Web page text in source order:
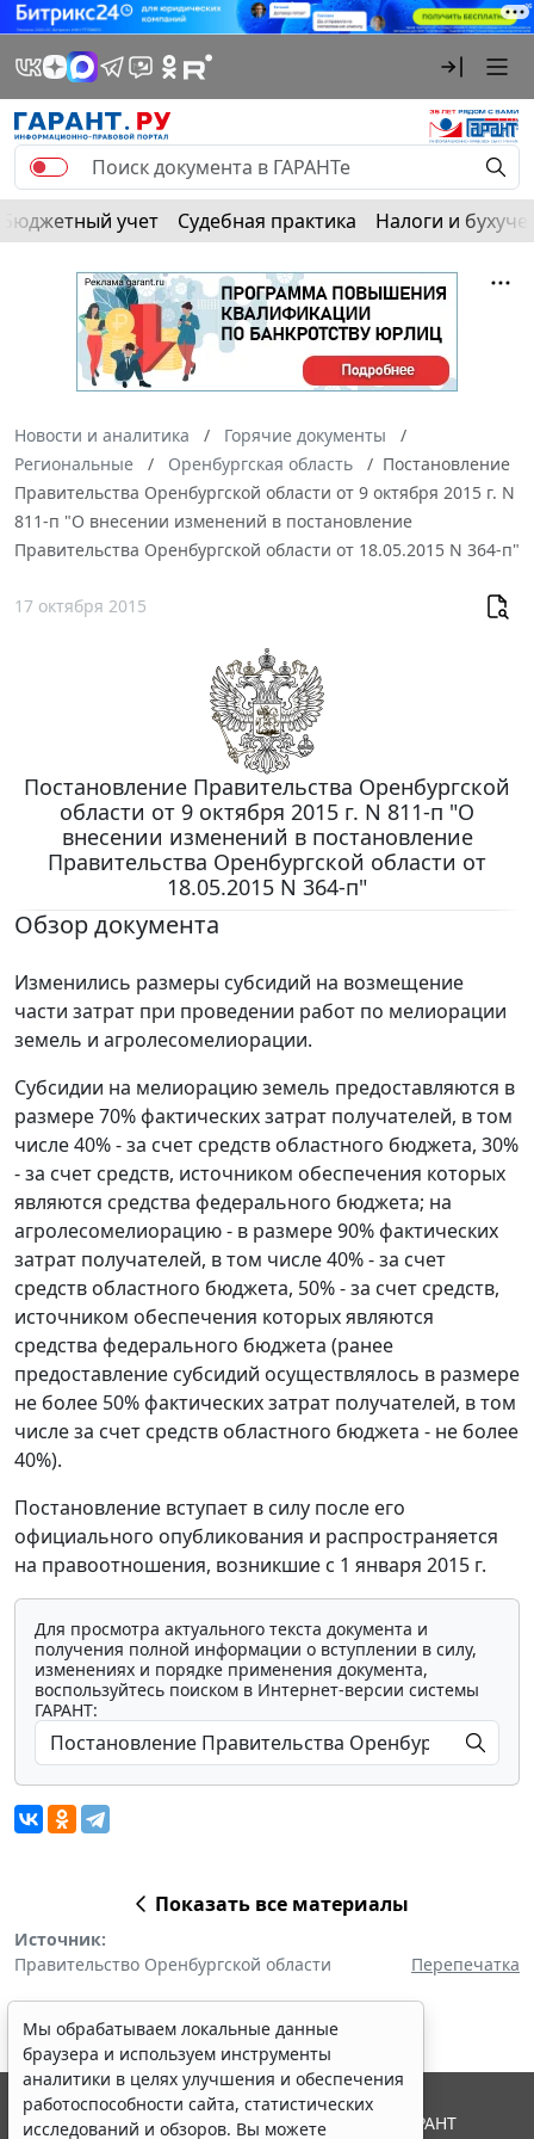
Бюджетный учет Судебная практика Налоги и
Новости и аналитика
Горячие документы
Региональные
Оренбургская область
Постановление
Правительства Оренбургской области от 9 октября 2015 г. N
811-п "О внесении изменений в постановление
Правительства Оренбургской области от 18.05.2015 N 364-п"
17 октября 2015
Постановление Правительства Оренбургской
области от 9 октября 2015 г. N 811-п "О
внесении изменений в постановление
Правительства Оренбургской области от
18.05.2015 N 364-п"
Обзор документа
Изменились размеры субсидий на возмещение
части затрат при проведении работ по мелиорации
земель и агролесомелиорации.
Субсидии на мелиорацию земель предоставляются в
размере 70% фактических затрат получателей, в том
числе 40% - за счет средств областного бюджета, 30%
- за счет средств, источником обеспечения которых
являются средства федерального бюджета; на
агролесомелиорацию - в размере 90% фактических
затрат получателей, в том числе 40% - за счет
средств областного бюджета, 50% - за счет средств,
источником обеспечения которых являются
средства федерального бюджета (ранее
предоставление субсидий осуществлялось в размере
не более 50% фактических затрат получателей, в том
числе за счет средств областного бюджета - не более
40%).
Постановление вступает в силу после его
официального опубликования и распространяется
на правоотношения, возникшие с 1 января 2015 г.
Для просмотра актуального текста документа и
получения полной информации о вступлении в силу,
изменениях и порядке применения документа,
воспользуйтесь поиском в Интернет-версии системы
ГАРАНТ:
Показать все материалы
Источник:
Правительство Оренбургской области
Перепечатка
Мы обрабатываем локальные данные
браузера и используем инструменты
аналитики в целях улучшения и обеспечения
работоспособности сайта, статистических
исследований и обзоров. Вы можете
© ООО "НПП "ГАРАНТ-СЕРВИС", 2026. Система ГАРАНТ